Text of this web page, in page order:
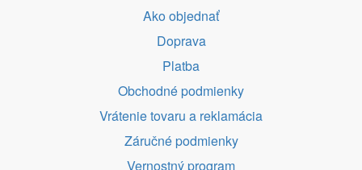
Ako objednať
Doprava
Platba
Obchodné podmienky
Vrátenie tovaru a reklamácia
Záručné podmienky
Vernostný program